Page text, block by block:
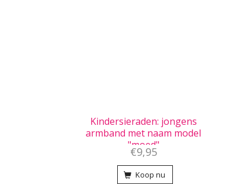
Kindersieraden: jongens
armband met naam model
"moed"
€9,95
Koop nu